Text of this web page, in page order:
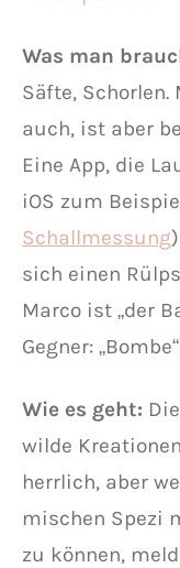
Was man
Säfte,
auch, ist aber
Eine App, die
iOS zum
Schallmessung
sich einen
Marco ist „der
Gegner:
Wie es geht:
wilde
herrlich, aber
mischen Spezi
zu können,